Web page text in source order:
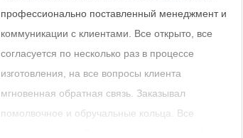
профессионально поставленный менеджмент и
коммуникации с клиентами. Все открыто, все
согласуется по несколько раз в процессе
изготовления, на все вопросы клиента
мгновенная обратная связь. Заказывал
помолвочное и обручальные кольца. Все